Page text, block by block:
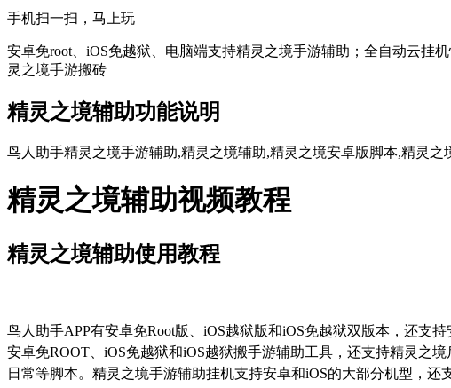
手机扫一扫，马上玩
安卓免root、iOS免越狱、电脑端支持精灵之境手游辅助；全自动云挂
灵之境手游搬砖
精灵之境辅助功能说明
鸟人助手精灵之境手游辅助,精灵之境辅助,精灵之境安卓版脚本,精灵
精灵之境辅助视频教程
精灵之境辅助使用教程
鸟人助手APP有安卓免Root版、 iOS越狱版和iOS免越狱双版本，还支持
安卓免ROOT、 iOS免越狱和iOS越狱搬手游辅助工具，还支持精灵之
日常等脚本。精灵之境手游辅助挂机支持安卓和iOS的大部分机型，还